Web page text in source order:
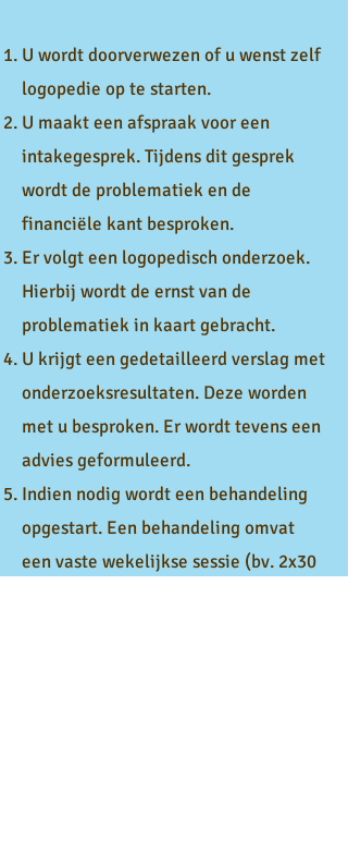
U wordt doorverwezen of u wenst zelf
logopedie op te starten.
U maakt een afspraak voor een
intakegesprek. Tijdens dit gesprek
wordt de problematiek en de
financiële kant besproken.
Er volgt een logopedisch onderzoek.
Hierbij wordt de ernst van de
problematiek in kaart gebracht.
U krijgt een gedetailleerd verslag met
onderzoeksresultaten. Deze worden
met u besproken. Er wordt tevens een
advies geformuleerd.
Indien nodig wordt een behandeling
opgestart. Een behandeling omvat
een vaste wekelijkse sessie (bv. 2x30